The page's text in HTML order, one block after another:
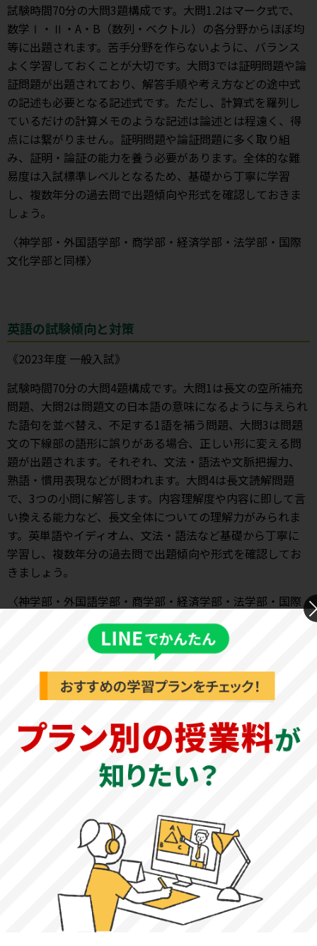
試験時間70分の大問3題構成です。大問1.2はマーク式で、
数学Ⅰ・Ⅱ・A・B（数列・ベクトル）の各分野からほぼ均
等に出題されます。苦手分野を作らないように、バランス
よく学習しておくことが大切です。大問3では証明問題や論
証問題が出題されており、解答手順や考え方などの途中式
の記述も必要となる記述式です。ただし、計算式を羅列し
ているだけの計算メモのような記述は論述とは程遠く、得
点には繋がりません。証明問題や論証問題に多く取り組
み、証明・論証の能力を養う必要があります。全体的な難
易度は入試標準レベルとなるため、基礎から丁寧に学習
し、複数年分の過去問で出題傾向や形式を確認しておきま
しょう。
〈神学部・外国語学部・商学部・経済学部・法学部・国際
文化学部と同様〉
英語の試験傾向と対策
《2023年度 一般入試》
試験時間70分の大問4題構成です。大問1は長文の空所補充
問題、大問2は問題文の日本語の意味になるように与えられ
た語句を並べ替え、不足する1語を補う問題、大問3は問題
文の下線部の語形に誤りがある場合、正しい形に変える問
題が出題されます。それぞれ、文法・語法や文脈把握力、
熟語・慣用表現などが問われます。大問4は長文読解問題
で、3つの小問に解答します。内容理解度や内容に即して言
い換える能力など、長文全体についての理解力がみられま
す。英単語やイディオム、文法・語法など基礎から丁寧に
学習し、複数年分の過去問で出題傾向や形式を確認してお
きましょう。
〈神学部・外国語学部・商学部・経済学部・法学部・国際
地歴公民の試験傾向と対策
《2023年度 一般入試》
・日本史B
試験時間70分の大問4題構成で、原始・古代～現代までのあ
会、経済、文化について幅広い知識が問われます。設問は
語句記述問題や記号選択問題、整序問題、正誤問題などが
出題され、語句記述では正しい表記が求められます。語句
を覚える際には、漢字まで正しく覚えておく必要がありま
す。教科書を用いて基礎知識を固め、用語集や歴史事典な
ども活用して理解を深めておきましょう。